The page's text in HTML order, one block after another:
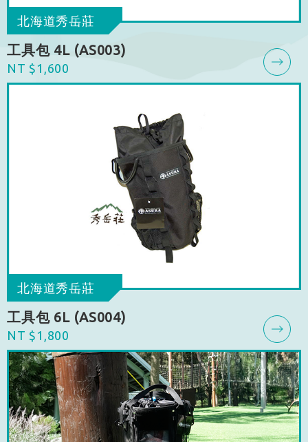
北海道秀岳莊
工具包 4L (AS003)
NT $1,600
北海道秀岳莊
工具包 6L (AS004)
NT $1,800